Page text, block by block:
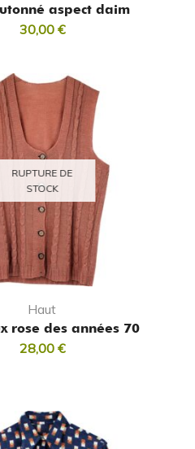
aspect daim
30,00 €
RUPTURE DE
STOCK
Haut
rose des années 70
28,00 €